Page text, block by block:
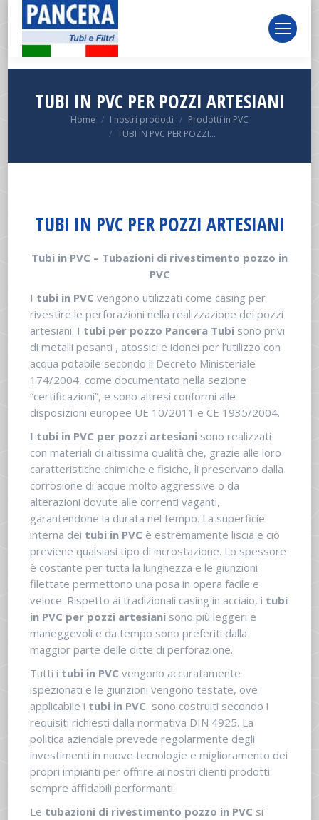
TUBI IN PVC PER POZZI ARTESIANI
You are here:
Home I nostri prodotti
Prodotti in PVC
TUBI IN PVC PER POZZI…
TUBI IN PVC PER POZZI ARTESIANI
Tubi in PVC – Tubazioni di rivestimento pozzo in
PVC
I tubi in PVC vengono utilizzati come casing per
rivestire le perforazioni nella realizzazione dei pozzi
artesiani. I tubi per pozzo Pancera Tubi sono privi
di metalli pesanti , atossici e idonei per l’utilizzo con
acqua potabile secondo il Decreto Ministeriale
174/2004, come documentato nella sezione
“certificazioni”, e sono altresì conformi alle
disposizioni europee UE 10/2011 e CE 1935/2004.
I tubi in PVC per pozzi artesiani sono realizzati
con materiali di altissima qualità che, grazie alle loro
caratteristiche chimiche e fisiche, li preservano dalla
corrosione di acque molto aggressive o da
alterazioni dovute alle correnti vaganti,
garantendone la durata nel tempo. La superficie
interna dei tubi in PVC è estremamente liscia e ciò
previene qualsiasi tipo di incrostazione. Lo spessore
è costante per tutta la lunghezza e le giunzioni
filettate permettono una posa in opera facile e
veloce. Rispetto ai tradizionali casing in acciaio, i tubi
in PVC per pozzi artesianisono più leggeri e
maneggevoli e da tempo sono preferiti dalla
maggior parte delle ditte di perforazione.
Tutti i tubi in PVC vengono accuratamente
ispezionati e le giunzioni vengono testate, ove
applicabile i tubi in PVC sono costruiti secondo i
requisiti richiesti dalla normativa DIN 4925. La
politica aziendale prevede regolarmente degli
investimenti in nuove tecnologie e miglioramento dei
propri impianti per offrire ai nostri clienti prodotti
sempre affidabili performanti.
Le tubazioni di rivestimento pozzo in PVC si